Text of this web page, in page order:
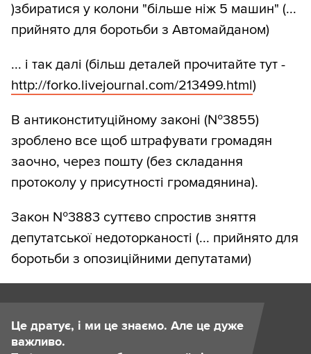
)збиратися у колони "більше ніж 5 машин" (...
прийнято для боротьби з Автомайданом)
... і так далі (більш деталей прочитайте тут -
http://forko.livejournal.com/213499.html)
В антиконституційному законі (№3855)
зроблено все щоб штрафувати громадян
заочно, через пошту (без складання
протоколу у присутності громадянина).
Закон №3883 суттєво спростив зняття
депутатської недоторканості (... прийнято для
боротьби з опозиційними депутатами)
Це дратує, і ми це знаємо. Але це дуже
важливо.